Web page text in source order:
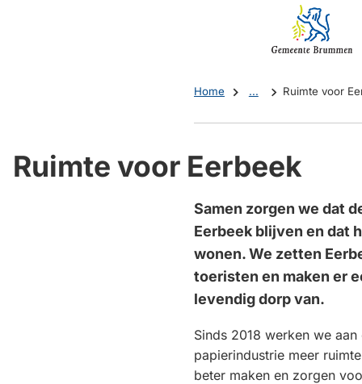
Mijn
Brummen
(Verwijst
naar
externe
Home ... Ruimte voor
Ruimte voor Eerbeek
Samen zorgen we dat
Eerbeek blijven en dat
wonen. We zetten
toeristen en maken er
levendig dorp van.
Sinds 2018 werken we
papierindustrie meer
beter maken en zorgen